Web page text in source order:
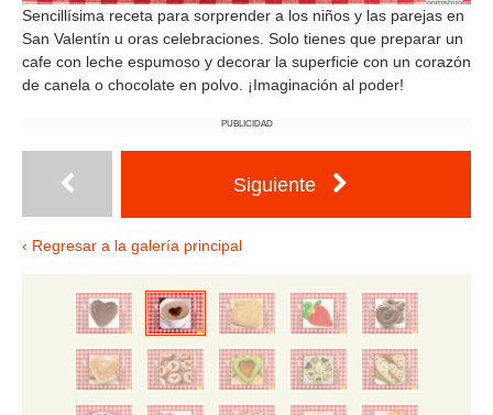
Sencillísima receta para sorprender a los niños y las parejas en
San Valentín u oras celebraciones. Solo tienes que preparar un
cafe con leche espumoso y decorar la superficie con un corazón
de canela o chocolate en polvo. ¡Imaginación al poder!
PUBLICIDAD
Siguiente
‹ Regresar a la galería principal